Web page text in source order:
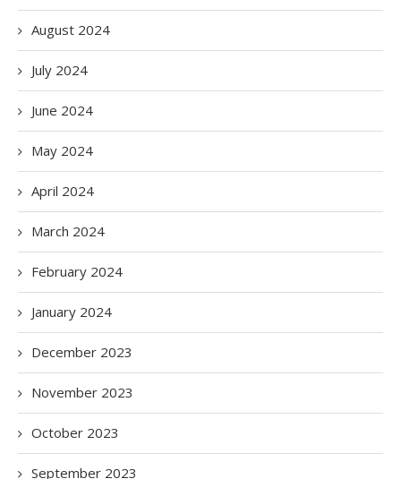
August 2024
July 2024
June 2024
May 2024
April 2024
March 2024
February 2024
January 2024
December 2023
November 2023
October 2023
September 2023